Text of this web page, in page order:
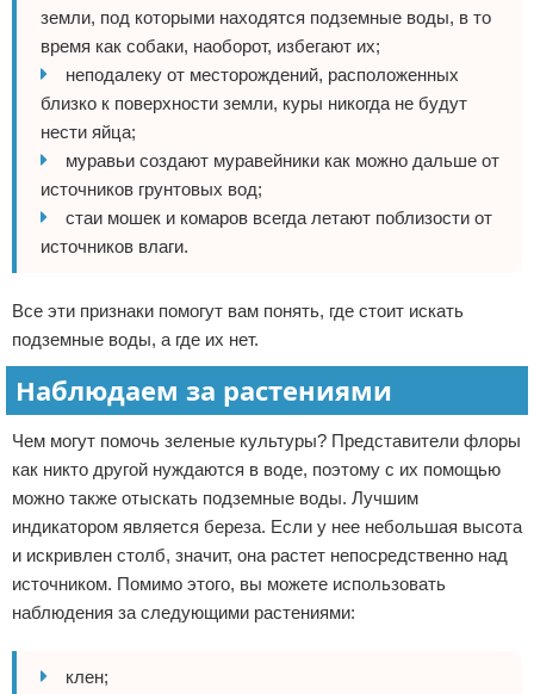
земли, под которыми находятся подземные воды, в то
время как собаки, наоборот, избегают их;
неподалеку от месторождений, расположенных
близко к поверхности земли, куры никогда не будут
нести яйца;
муравьи создают муравейники как можно дальше от
источников грунтовых вод;
стаи мошек и комаров всегда летают поблизости от
источников влаги.
Все эти признаки помогут вам понять, где стоит искать
подземные воды, а где их нет.
Наблюдаем за растениями
Чем могут помочь зеленые культуры? Представители флоры
как никто другой нуждаются в воде, поэтому с их помощью
можно также отыскать подземные воды. Лучшим
индикатором является береза. Если у нее небольшая высота
и искривлен столб, значит, она растет непосредственно над
источником. Помимо этого, вы можете использовать
наблюдения за следующими растениями:
клен;